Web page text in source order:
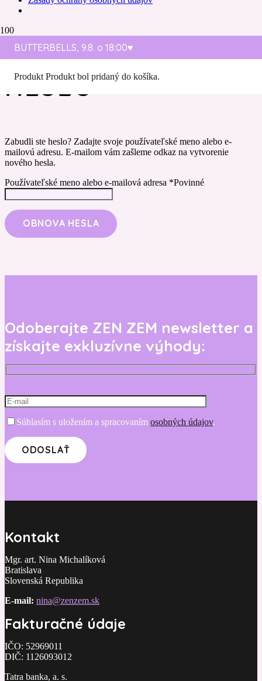
BUTTERBELLS, 9.8. o 18:00♥️
Produkt Produkt bol pridaný do košíka.
ZABUDNUTÉ
HESLO
Zabudli ste heslo? Zadajte svoje používateľské meno alebo e-
mailovú adresu. E-mailom vám zašleme odkaz na vytvorenie
nového hesla.
Používateľské meno alebo e-mailová adresa *Povinné
OBNOVA HESLA
Odoberajte ZEN ZEM newsletter a
získajte exkluzívne výhody:
Súhlasím s uložením a spracovaním osobných údajov.
Kontakt
Mgr. art. Nina Michalíková
Bratislava
Slovenská Republika
E-mail: nina@zenzem.sk
Fakturačné údaje
IČO: 52969011
DIČ: 1126093012
Tatra banka, a. s.